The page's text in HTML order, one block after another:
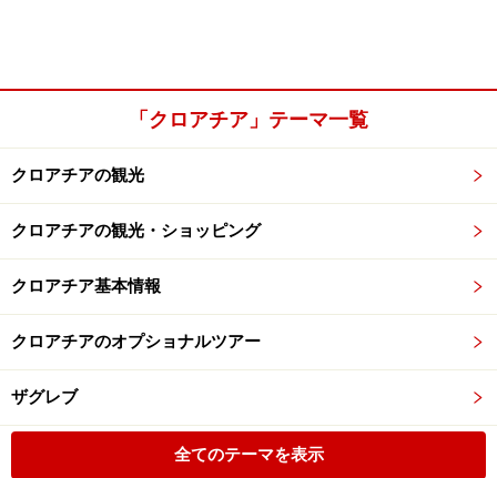
「クロアチア」テーマ一覧
クロアチアの観光
クロアチアの観光・ショッピング
クロアチア基本情報
クロアチアのオプショナルツアー
ザグレブ
全てのテーマを表示